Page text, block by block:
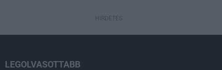
HIRDETÉS
LEGOLVASOTTABB